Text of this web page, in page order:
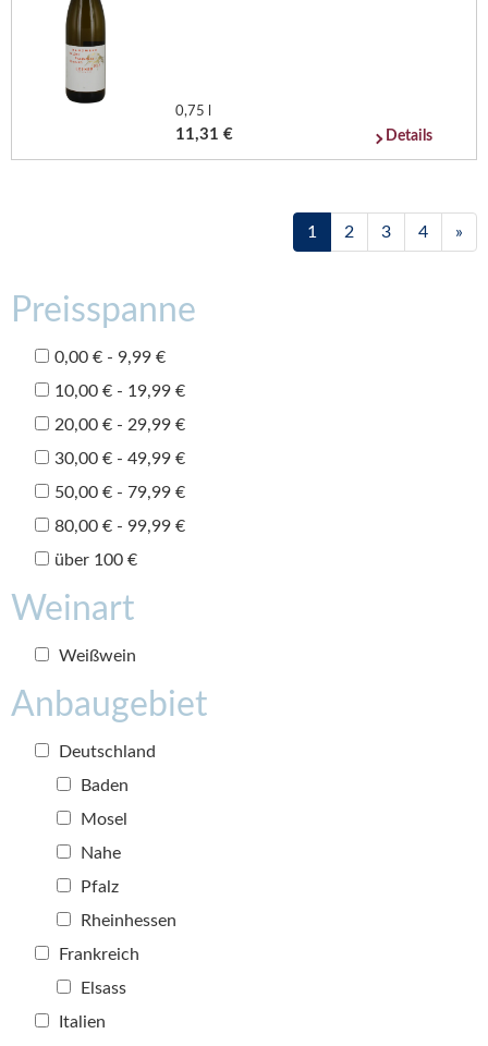
0,75 l
11,31 € Details
1 2 3 4 »
Preisspanne
0,00 € - 9,99 €
10,00 € - 19,99 €
20,00 € - 29,99 €
30,00 € - 49,99 €
50,00 € - 79,99 €
80,00 € - 99,99 €
über 100 €
Weinart
Weißwein
Anbaugebiet
Deutschland
Baden
Mosel
Nahe
Pfalz
Rheinhessen
Frankreich
Elsass
Italien